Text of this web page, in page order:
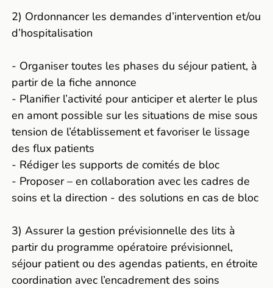
2) Ordonnancer les demandes d’intervention et/ou
d’hospitalisation
- Organiser toutes les phases du séjour patient, à
partir de la fiche annonce
- Planifier l’activité pour anticiper et alerter le plus
en amont possible sur les situations de mise sous
tension de l’établissement et favoriser le lissage
des flux patients
- Rédiger les supports de comités de bloc
- Proposer – en collaboration avec les cadres de
soins et la direction - des solutions en cas de bloc
3) Assurer la gestion prévisionnelle des lits à
partir du programme opératoire prévisionnel,
séjour patient ou des agendas patients, en étroite
coordination avec l’encadrement des soins